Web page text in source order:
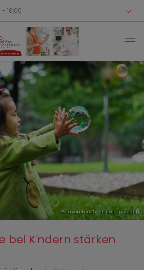
- 18:00
Foto vonLeo Rivas aufUnsplash
bei Kindern stärken